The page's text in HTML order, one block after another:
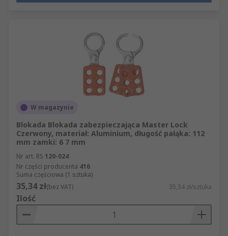
W magazynie
Blokada Blokada zabezpieczająca Master Lock
Czerwony, materiał: Aluminium, długość pałąka: 112
mm zamki: 6 7 mm
Nr art. RS 120-024
Nr części producenta 416
Suma częściowa (1 sztuka)
35,34 zł(bez VAT) 35,34 zł/sztuka
Ilość